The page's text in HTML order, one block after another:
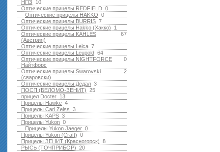
10
НПЗ
0
Оптические прицелы REDFIELD
0
Оптические прицелы HAKKO
7
Оптические прицелы BURRIS
1
Оптические прицелы Hakko (Хакко)
67
Оптические прицелы KAHLES
(Австрия)
7
Оптические прицелы Leica
64
Оптические прицелы Leupold
0
Оптические прицелы NIGHTFORCE
Найтфорс
2
Оптические прицелы Swarovski
(сваровски)
3
Оптические прицелы Дедал
25
ПОСП (БЕЛОМО-ЗЕНИТ)
13
прицел Docter
4
Прицелы Hawke
3
Прицелы Carl Zeiss
3
Прицелы KAPS
0
Прицелы Yukon
0
Прицелы Yukon Jaeger
0
Прицелы Yukon (Craft)
8
Прицелы ЗЕНИТ (Красногорск)
20
РЫСЬ (ТОЧПРИБОР)